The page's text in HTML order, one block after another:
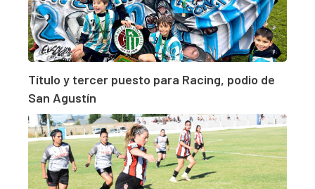
Título y tercer puesto para Racing, podio de
San Agustín